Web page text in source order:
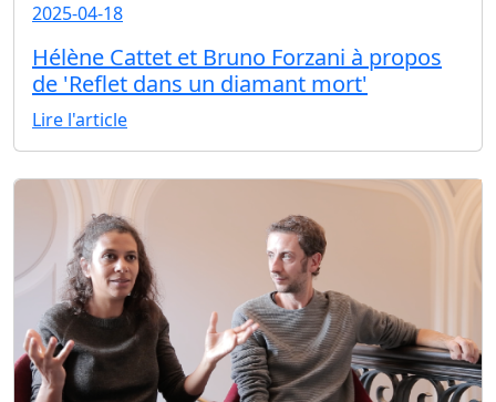
2025-04-18
Hélène Cattet et Bruno Forzani à propos
de 'Reflet dans un diamant mort'
Lire l'article